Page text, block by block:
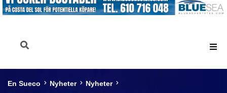
En Sueco Nyheter
Nyheter